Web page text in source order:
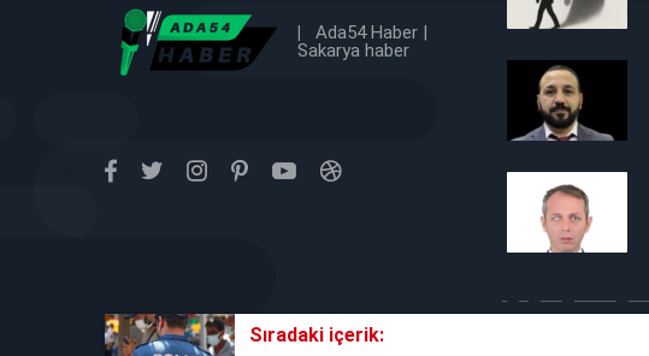
Sıradaki içerik:
|
Ada54 Haber |
Sakarya haber